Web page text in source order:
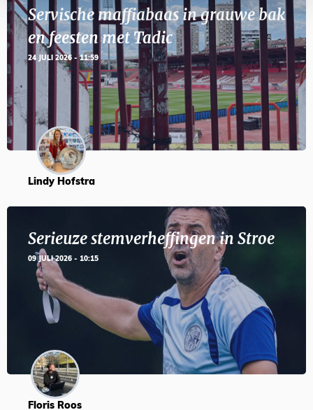
Servische maffiabaas in grauwe bak
en feesten met Tadic
24 JULI 2026 - 11:59
Lindy Hofstra
Serieuze stemverheffingen in Stroe
09 JULI 2026 - 10:15
Floris Roos